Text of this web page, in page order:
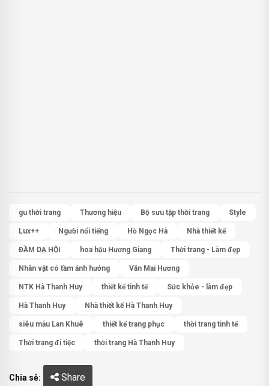
gu thời trang Thương hiệu Bộ sưu tập thời trang Style
Lux++ Người nổi tiếng Hồ Ngọc Hà Nhà thiết kế
ĐẦM DẠ HỘI hoa hậu Hương Giang Thời trang - Làm đẹp
Nhân vật có tầm ảnh hưởng Văn Mai Hương
NTK Hà Thanh Huy thiết kế tinh tế Sức khỏe - làm đẹp
Hà Thanh Huy Nhà thiết kế Hà Thanh Huy
siêu mẫu Lan Khuê thiết kế trang phục thời trang tinh tế
Thời trang đi tiệc thời trang Hà Thanh Huy
Chia sẻ: Share